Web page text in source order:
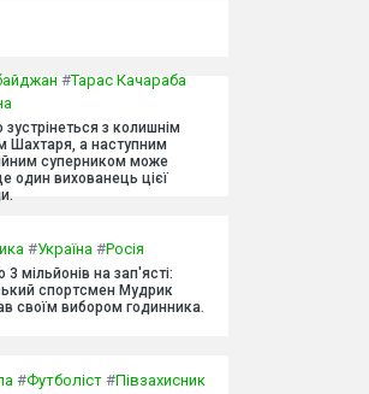
#Тарас Качараба
з колишнім
Шахтаря, а наступним
суперником може
один вихованець цієї
#Україна #Росія
3 мільйонів на зап'ясті:
спортсмен Мудрик
своїм вибором годинника.
#Футболіст #Півзахисник